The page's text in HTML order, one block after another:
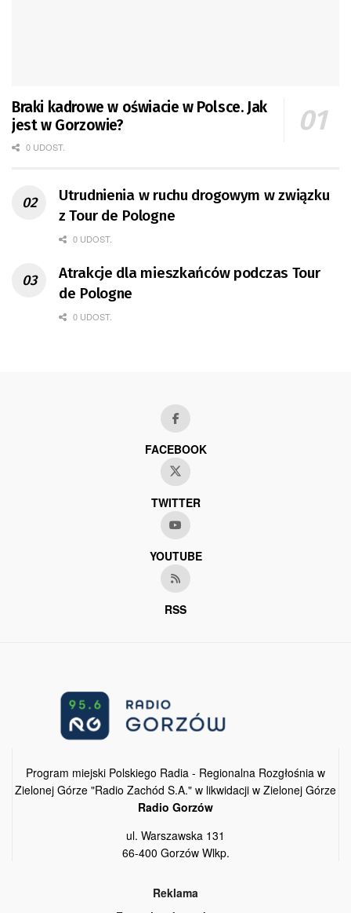
Braki kadrowe w oświacie w Polsce. Jak
jest w Gorzowie?
0 UDOST.
Utrudnienia w ruchu drogowym w związku
z Tour de Pologne
0 UDOST.
Atrakcje dla mieszkańców podczas Tour
de Pologne
0 UDOST.
FACEBOOK
TWITTER
YOUTUBE
RSS
Program miejski Polskiego Radia - Regionalna Rozgłośnia w
Zielonej Górze "Radio Zachód S.A." w likwidacji w Zielonej Górze
Radio Gorzów
ul. Warszawska 131
66-400 Gorzów Wlkp.
Reklama